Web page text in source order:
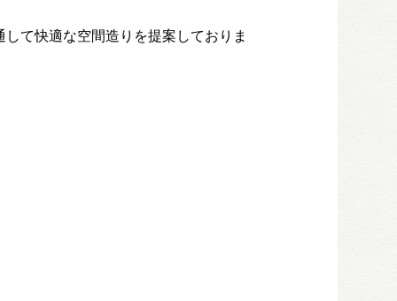
快適な空間造りを提案しておりま